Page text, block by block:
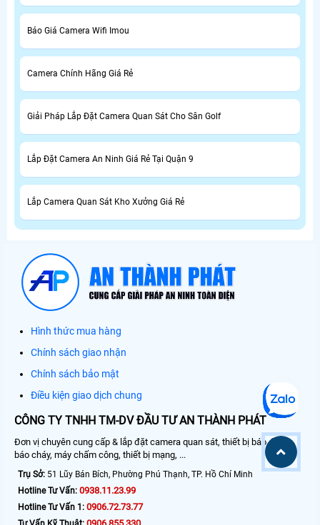
Báo Giá Camera Wifi Imou
Camera Chính Hãng Giá Rẻ
Giải Pháp Lắp Đặt Camera Quan Sát Cho Sân Golf
Lắp Đặt Camera An Ninh Giá Rẻ Tại Quận 9
Lắp Camera Quan Sát Kho Xưởng Giá Rẻ
Hình thức mua hàng
Chính sách giao nhận
Chính sách bảo mật
Điều kiện giao dịch chung
CÔNG TY TNHH TM-DV ĐẦU TƯ AN THÀNH PHÁT
Đơn vị chuyên cung cấp & lắp đặt camera quan sát, thiết bị báo động,
báo cháy, máy chấm công, thiết bị mạng, ...
Trụ Sở: 51 Lũy Bán Bích, Phường Phú Thạnh, TP. Hồ Chí Minh
Hotline Tư Vấn: 0938.11.23.99
Hotline Tư Vấn 1: 0906.72.73.77